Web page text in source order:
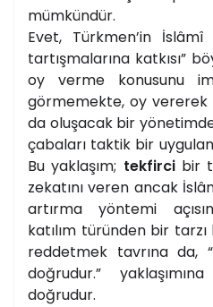
mümkündür.
Evet, Türkmen’in
tartışmalarına katkısı”
oy verme konusunu
görmemekte, oy vererek
da oluşacak bir
çabaları taktik bir
Bu yaklaşım; tekfircibir
zekatını veren ancak
artırma yöntemi
katılım türünden bir
reddetmek tavrına da,
doğrudur.”
doğrudur.